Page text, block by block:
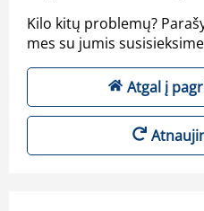
Kilo kitų problemų?
mes su jumis
Atgal į